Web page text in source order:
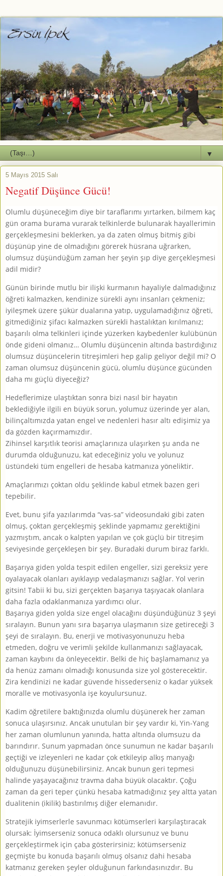
▼
5 Mayıs 2015 Salı
Negatif Düşünce Gücü!
Olumlu düşüneceğim diye bir taraflarımı yırtarken, bilmem kaç
gün orama burama vurarak telkinlerde bulunarak hayallerimin
gerçekleşmesini beklerken, ya da zaten olmuş bitmiş gibi
düşünüp yine de olmadığını görerek hüsrana uğrarken,
olumsuz düşündüğüm zaman her şeyin şıp diye gerçekleşmesi
adil midir?
Günün birinde mutlu bir ilişki kurmanın hayaliyle dalmadığınız
öğreti kalmazken, kendinize sürekli aynı insanları çekmeniz;
iyileşmek üzere şükür dualarına yatıp, uygulamadığınız öğreti,
gitmediğiniz şifacı kalmazken sürekli hastalıktan kırılmanız;
başarılı olma telkinleri içinde yüzerken kaybedenler kulübünün
önde gideni olmanız… Olumlu düşüncenin altında bastırdığınız
olumsuz düşüncelerin titreşimleri hep galip geliyor değil mi? O
zaman olumsuz düşüncenin gücü, olumlu düşünce gücünden
daha mı güçlü diyeceğiz?
Hedeflerimize ulaştıktan sonra bizi nasıl bir hayatın
beklediğiyle ilgili en büyük sorun, yolumuz üzerinde yer alan,
bilinçaltımızda yatan engel ve nedenleri hasır altı edişimiz ya
da gözden kaçırmamızdır.
Zihinsel karşıtlık teorisi amaçlarınıza ulaşırken şu anda ne
durumda olduğunuzu, kat edeceğiniz yolu ve yolunuz
üstündeki tüm engelleri de hesaba katmanıza yöneliktir.
Amaçlarımızı çoktan oldu şeklinde kabul etmek bazen geri
tepebilir.
Evet, bunu şifa yazılarımda “vas-sa” videosundaki gibi zaten
olmuş, çoktan gerçekleşmiş şeklinde yapmamız gerektiğini
yazmıştım, ancak o kalpten yapılan ve çok güçlü bir titreşim
seviyesinde gerçekleşen bir şey. Buradaki durum biraz farklı.
Başarıya giden yolda tespit edilen engeller, sizi gereksiz yere
oyalayacak olanları ayıklayıp vedalaşmanızı sağlar. Yol verin
gitsin! Tabii ki bu, sizi gerçekten başarıya taşıyacak olanlara
daha fazla odaklanmanıza yardımcı olur.
Başarıya giden yolda size engel olacağını düşündüğünüz 3 şeyi
sıralayın. Bunun yanı sıra başarıya ulaşmanın size getireceği 3
şeyi de sıralayın. Bu, enerji ve motivasyonunuzu heba
etmeden, doğru ve verimli şekilde kullanmanızı sağlayacak,
zaman kaybını da önleyecektir. Belki de hiç başlamamanız ya
da henüz zamanı olmadığı konusunda size yol gösterecektir.
Zira kendinizi ne kadar güvende hissederseniz o kadar yüksek
moralle ve motivasyonla işe koyulursunuz.
Kadim öğretilere baktığınızda olumlu düşünerek her zaman
sonuca ulaşırsınız. Ancak unutulan bir şey vardır ki, Yin-Yang
her zaman olumlunun yanında, hatta altında olumsuzu da
barındırır. Sunum yapmadan önce sunumun ne kadar başarılı
geçtiği ve izleyenleri ne kadar çok etkileyip alkış manyağı
olduğunuzu düşünebilirsiniz. Ancak bunun geri tepmesi
halinde yaşayacağınız travma daha büyük olacaktır. Çoğu
zaman da geri teper çünkü hesaba katmadığınız şey altta yatan
dualitenin (ikilik) bastırılmış diğer elemanıdır.
Stratejik iyimserlerle savunmacı kötümserleri karşılaştıracak
olursak: İyimserseniz sonuca odaklı olursunuz ve bunu
gerçekleştirmek için çaba gösterirsiniz; kötümserseniz
geçmişte bu konuda başarılı olmuş olsanız dahi hesaba
katmanız gereken şeyler olduğunun farkındasınızdır. Bu